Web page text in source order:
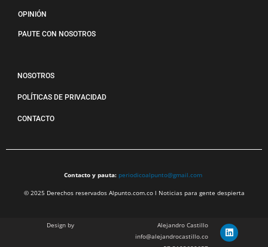
OPINIÓN
PAUTE CON NOSOTROS
NOSOTROS
POLÍTICAS DE PRIVACIDAD
CONTACTO
Contacto y pauta: periodicoalpunto@gmail.com
© 2025 Derechos reservados Alpunto.com.co l Noticias para gente despierta
Design by
Alejandro Castillo
info@alejandrocastillo.co